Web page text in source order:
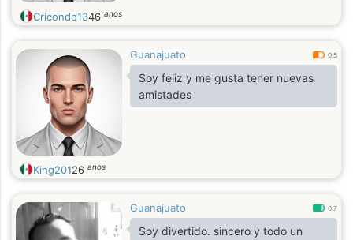
Cricondo1346 anos
Guanajuato 0.5
Soy feliz y me gusta tener nuevas
amistades
King20126 anos
Guanajuato 0.7
Soy divertido. sincero y todo un